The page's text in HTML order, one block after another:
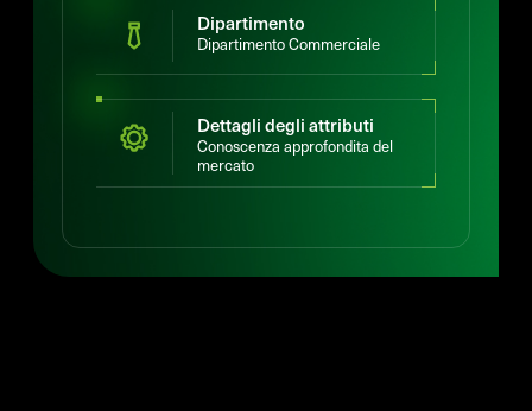
Dipartimento
Dipartimento Commerciale
Dettagli degli attributi
Conoscenza approfondita del
mercato